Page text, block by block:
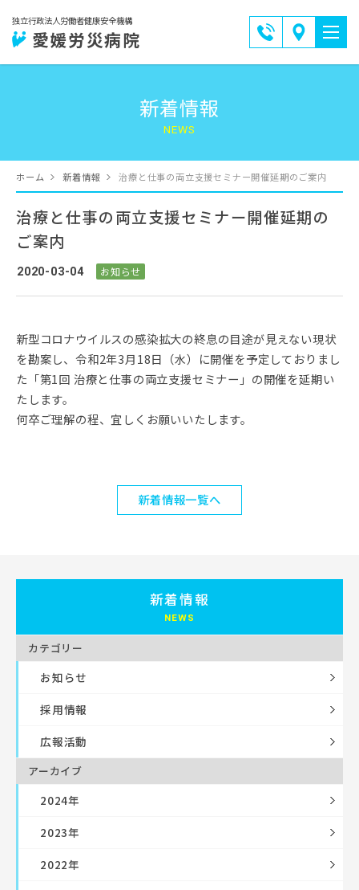
独立行政法人労働者健康安全機構
愛媛労災病院
交
通
0897-
33-
6191
新着情報
ホーム 新着情報 治療と仕事の両立支援セミナー開催延期のご案内
治療と仕事の両立支援セミナー開催延期の
ご案内
2020-03-04 お知らせ
新型コロナウイルスの感染拡大の終息の目途が見えない現状
を勘案し、令和2年3月18日（水）に開催を予定しておりまし
た「第1回 治療と仕事の両立支援セミナー」の開催を延期い
たします。
何卒ご理解の程、宜しくお願いいたします。
新着情報一覧へ
新着情報
カテゴリー
お知らせ
採用情報
広報活動
アーカイブ
2024年
2023年
2022年